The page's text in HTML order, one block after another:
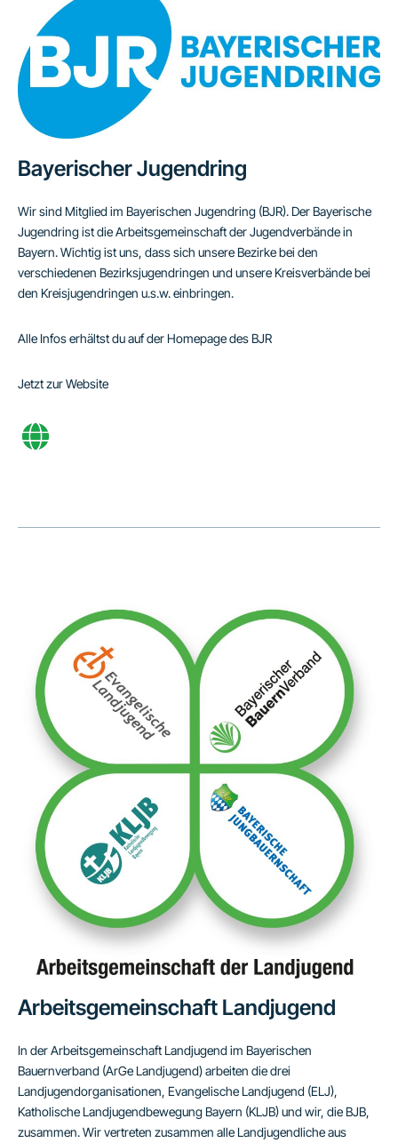
Bayerischer Jugendring
Wir sind Mitglied im Bayerischen Jugendring (BJR). Der Bayerische
Jugendring ist die Arbeitsgemeinschaft der Jugendverbände in
Bayern. Wichtig ist uns, dass sich unsere Bezirke bei den
verschiedenen Bezirksjugendringen und unsere Kreisverbände bei
den Kreisjugendringen u.s.w. einbringen.
Alle Infos erhältst du auf der Homepage des BJR
Jetzt zur Website
Arbeitsgemeinschaft Landjugend
In der Arbeitsgemeinschaft Landjugend im Bayerischen
Bauernverband (ArGe Landjugend) arbeiten die drei
Landjugendorganisationen, Evangelische Landjugend (ELJ),
Katholische Landjugendbewegung Bayern (KLJB) und wir, die BJB,
zusammen. Wir vertreten zusammen alle Landjugendliche aus